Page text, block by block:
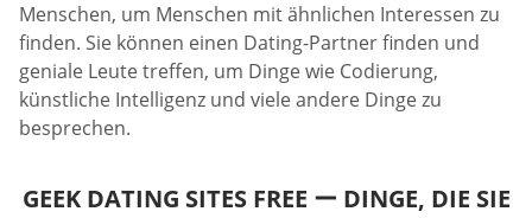
Menschen, um Menschen mit ähnlichen Interessen zu
finden. Sie können einen Dating-Partner finden und
geniale Leute treffen, um Dinge wie Codierung,
künstliche Intelligenz und viele andere Dinge zu
besprechen.
GEEK DATING SITES FREE ー DINGE, DIE SIE